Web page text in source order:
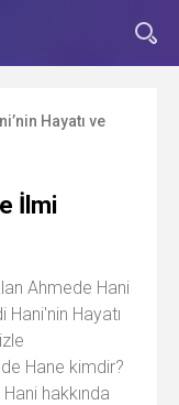
Hayatı ve
İlmi
Ahmede Hani
Hayatı
Hane kimdir?
hakkında